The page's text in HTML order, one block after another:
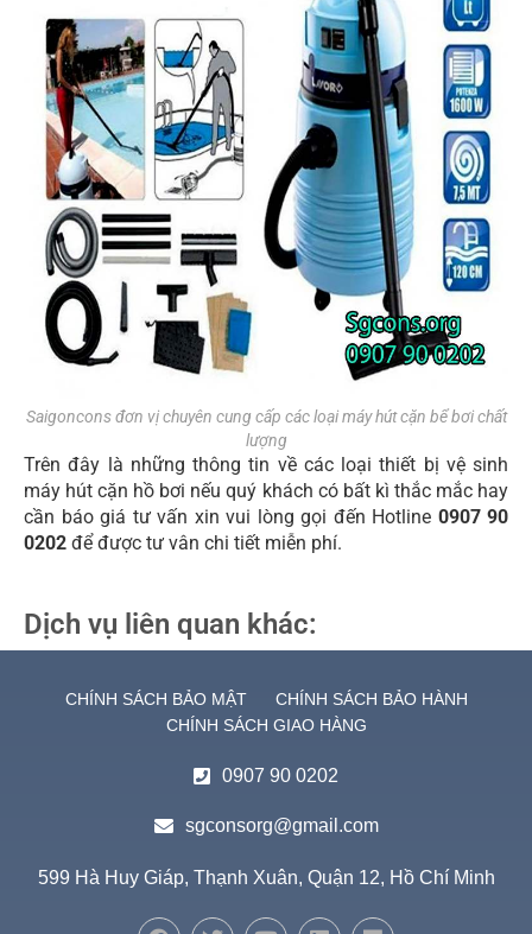
Saigoncons đơn vị chuyên cung cấp các loại máy hút cặn bể bơi chất
lượng
Trên đây là những thông tin về các loại thiết bị vệ sinh
máy hút cặn hồ bơi nếu quý khách có bất kì thắc mắc hay
cần báo giá tư vấn xin vui lòng gọi đến Hotline 0907 90
0202 để được tư vân chi tiết miễn phí.
Dịch vụ liên quan khác:
CHÍNH SÁCH BẢO MẬT
CHÍNH SÁCH BẢO HÀNH
CHÍNH SÁCH GIAO HÀNG
0907 90 0202
sgconsorg@gmail.com
599 Hà Huy Giáp, Thạnh Xuân, Quận 12, Hồ Chí Minh